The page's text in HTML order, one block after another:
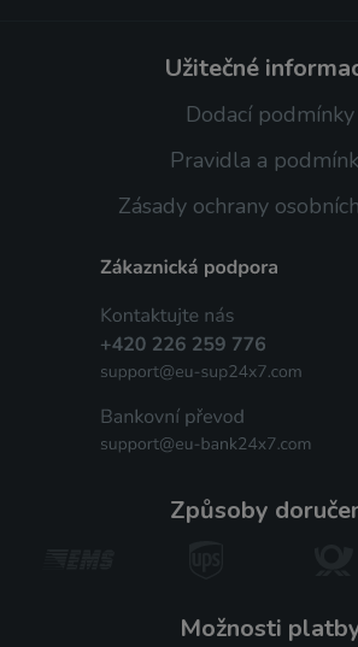
užitečné
Dodací podmínky
Pravidla a
Zásady ochrany
způsoby
možnosti